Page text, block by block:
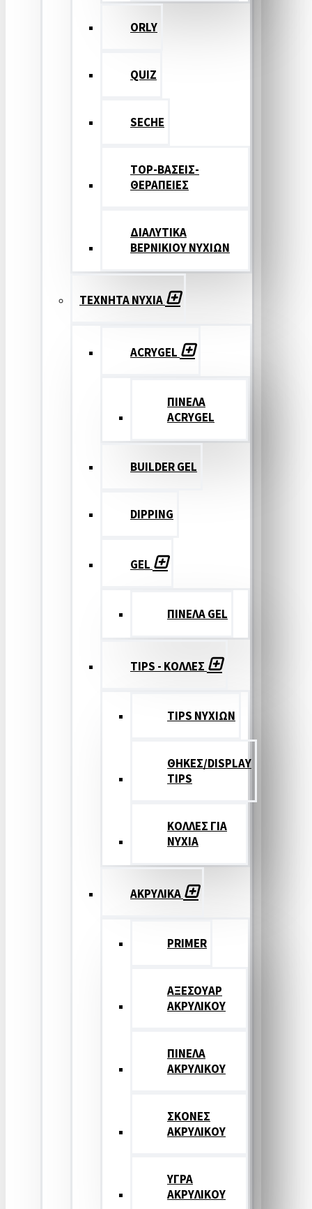
ORLY
QUIZ
SECHE
TOP-ΒΑΣΕΙΣ-
ΘΕΡΑΠΕΙΕΣ
ΔΙΑΛΥΤΙΚΑ
ΒΕΡΝΙΚΙΟΥ ΝΥΧΙΩΝ
ΤΕΧΝΗΤΑ ΝΥΧΙΑ
ACRYGEL
ΠΙΝΕΛΑ
ACRYGEL
BUILDER GEL
DIPPING
GEL
ΠΙΝΕΛΑ GEL
TIPS - ΚΟΛΛΕΣ
TIPS ΝΥΧΙΩΝ
ΘΗΚΕΣ/DISPLAY
TIPS
ΚΟΛΛΕΣ ΓΙΑ
ΝΥΧΙΑ
ΑΚΡΥΛΙΚΑ
PRIMER
ΑΞΕΣΟΥΑΡ
ΑΚΡΥΛΙΚΟΥ
ΠΙΝΕΛΑ
ΑΚΡΥΛΙΚΟΥ
ΣΚΟΝΕΣ
ΑΚΡΥΛΙΚΟΥ
ΥΓΡΑ
ΑΚΡΥΛΙΚΟΥ